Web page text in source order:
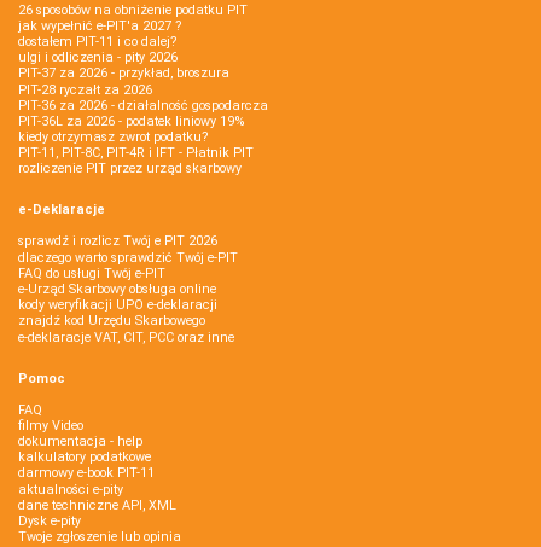
26 sposobów na obniżenie podatku PIT
jak wypełnić e-PIT'a 2027 ?
dostałem PIT-11 i co dalej?
ulgi i odliczenia - pity 2026
PIT-37 za 2026 - przykład, broszura
PIT-28 ryczałt za 2026
PIT-36 za 2026 - działalność gospodarcza
PIT-36L za 2026 - podatek liniowy 19%
kiedy otrzymasz zwrot podatku?
PIT-11, PIT-8C, PIT-4R i IFT - Płatnik PIT
rozliczenie PIT przez urząd skarbowy
e-Deklaracje
sprawdź i rozlicz Twój e PIT 2026
dlaczego warto sprawdzić Twój e-PIT
FAQ do usługi Twój e-PIT
e-Urząd Skarbowy obsługa online
kody weryfikacji UPO e-deklaracji
znajdź kod Urzędu Skarbowego
e-deklaracje VAT, CIT, PCC oraz inne
Pomoc
FAQ
filmy Video
dokumentacja - help
kalkulatory podatkowe
darmowy e-book PIT-11
aktualności e-pity
dane techniczne API, XML
Dysk e-pity
Twoje zgłoszenie lub opinia